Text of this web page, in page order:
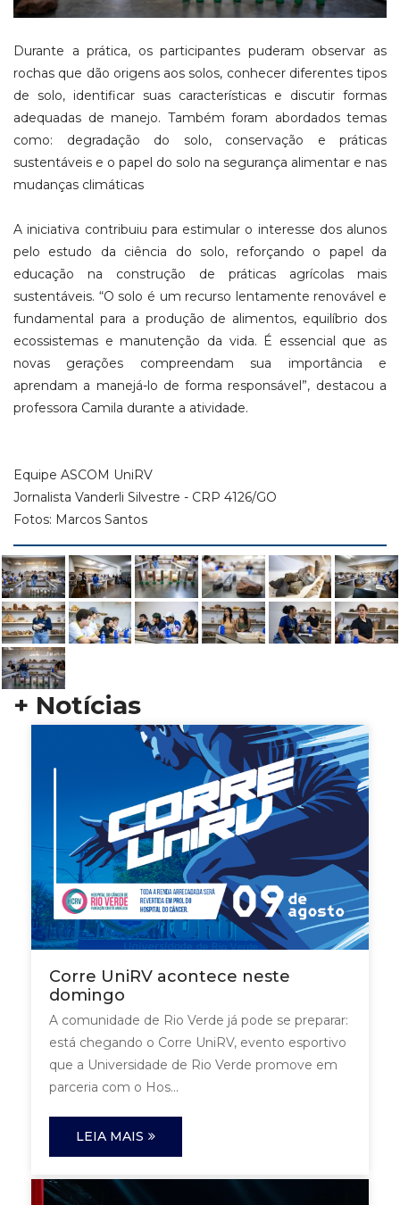
Durante a prática, os participantes puderam observar as
rochas que dão origens aos solos, conhecer diferentes tipos
de solo, identificar suas características e discutir formas
adequadas de manejo. Também foram abordados temas
como: degradação do solo, conservação e práticas
sustentáveis e o papel do solo na segurança alimentar e nas
mudanças climáticas
A iniciativa contribuiu para estimular o interesse dos alunos
pelo estudo da ciência do solo, reforçando o papel da
educação na construção de práticas agrícolas mais
sustentáveis. “O solo é um recurso lentamente renovável e
fundamental para a produção de alimentos, equilíbrio dos
ecossistemas e manutenção da vida. É essencial que as
novas gerações compreendam sua importância e
aprendam a manejá-lo de forma responsável”, destacou a
professora Camila durante a atividade.
Equipe ASCOM UniRV
Jornalista Vanderli Silvestre - CRP 4126/GO
Fotos: Marcos Santos
+ Notícias
Corre UniRV acontece neste
domingo
A comunidade de Rio Verde já pode se preparar:
está chegando o Corre UniRV, evento esportivo
que a Universidade de Rio Verde promove em
parceria com o Hos...
LEIA MAIS